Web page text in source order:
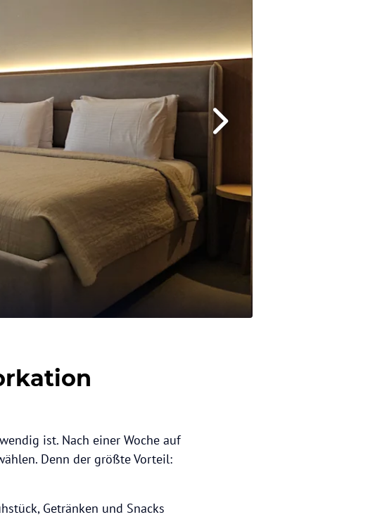
ist. Nach einer Woche auf
Denn der größte Vorteil:
Getränken und Snacks